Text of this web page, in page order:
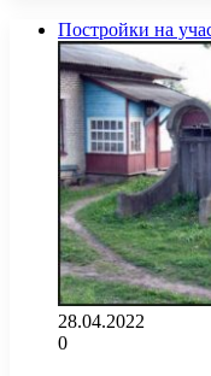
Постройки на
28.04.2022
0